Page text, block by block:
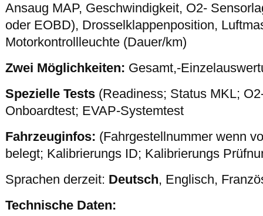
Ansaug MAP, Geschwindigkeit, O2-
oder EOBD), Drosselklappenposition,
Motorkontrollleuchte (Dauer/km)
Zwei Möglichkeiten: Gesamt,-
Spezielle Tests (Readiness; Status MKL;
Onboardtest; EVAP-Systemtest
Fahrzeuginfos: (Fahrgestellnummer wenn
belegt; Kalibrierungs ID; Kalibrierungs
Sprachen derzeit: Deutsch, Englisch,
Technische Daten: